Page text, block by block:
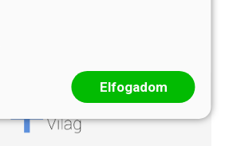
Elfogadom